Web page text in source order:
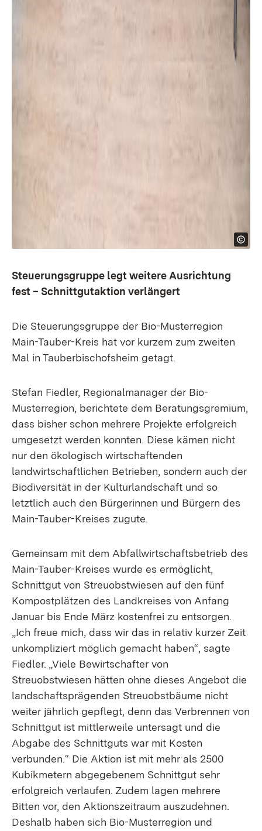
Steuerungsgruppe legt weitere Ausrichtung
fest – Schnittgutaktion verlängert
Die Steuerungsgruppe der Bio-Musterregion
Main-Tauber-Kreis hat vor kurzem zum zweiten
Mal in Tauberbischofsheim getagt.
Stefan Fiedler, Regionalmanager der Bio-
Musterregion, berichtete dem Beratungsgremium,
dass bisher schon mehrere Projekte erfolgreich
umgesetzt werden konnten. Diese kämen nicht
nur den ökologisch wirtschaftenden
landwirtschaftlichen Betrieben, sondern auch der
Biodiversität in der Kulturlandschaft und so
letztlich auch den Bürgerinnen und Bürgern des
Main-Tauber-Kreises zugute.
Gemeinsam mit dem Abfallwirtschaftsbetrieb des
Main-Tauber-Kreises wurde es ermöglicht,
Schnittgut von Streuobstwiesen auf den fünf
Kompostplätzen des Landkreises von Anfang
Januar bis Ende März kostenfrei zu entsorgen.
„Ich freue mich, dass wir das in relativ kurzer Zeit
unkompliziert möglich gemacht haben“, sagte
Fiedler. „Viele Bewirtschafter von
Streuobstwiesen hätten ohne dieses Angebot die
landschaftsprägenden Streuobstbäume nicht
weiter jährlich gepflegt, denn das Verbrennen von
Schnittgut ist mittlerweile untersagt und die
Abgabe des Schnittguts war mit Kosten
verbunden.“ Die Aktion ist mit mehr als 2500
Kubikmetern abgegebenem Schnittgut sehr
erfolgreich verlaufen. Zudem lagen mehrere
Bitten vor, den Aktionszeitraum auszudehnen.
Deshalb haben sich Bio-Musterregion und